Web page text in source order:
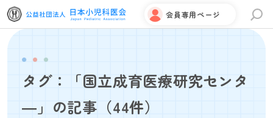
会員専用ページ
タグ：「国立成育医療研究センタ
―」の記事 （44件）